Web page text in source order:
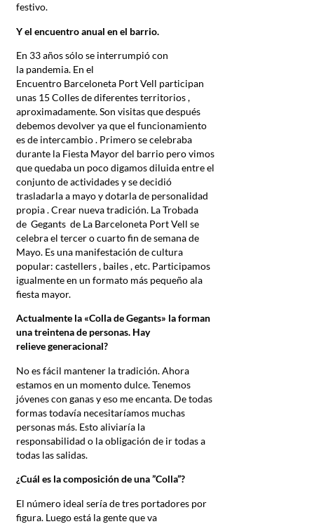
festivo.
Y el encuentro anual en el barrio.
En 33 años sólo se interrumpió con
la pandemia. En el
Encuentro Barceloneta Port Vell participan
unas 15 Colles de diferentes territorios ,
aproximadamente. Son visitas que después
debemos devolver ya que el funcionamiento
es de intercambio . Primero se celebraba
durante la Fiesta Mayor del barrio pero vimos
que quedaba un poco digamos diluida entre el
conjunto de actividades y se decidió
trasladarla a mayo y dotarla de personalidad
propia . Crear nueva tradición. La Trobada
de Gegants de La Barceloneta Port Vell se
celebra el tercer o cuarto fin de semana de
Mayo. Es una manifestación de cultura
popular: castellers , bailes , etc. Participamos
igualmente en un formato más pequeño ala
fiesta mayor.
Actualmente la «Colla de Gegants» la forman
una treintena de personas. Hay
relieve generacional?
No es fácil mantener la tradición. Ahora
estamos en un momento dulce. Tenemos
jóvenes con ganas y eso me encanta. De todas
formas todavía necesitaríamos muchas
personas más. Esto aliviaría la
responsabilidad o la obligación de ir todas a
todas las salidas.
¿Cuál es la composición de una ”Colla”?
El número ideal sería de tres portadores por
figura. Luego está la gente que va